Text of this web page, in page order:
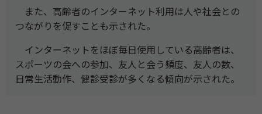
また、高齢者のインターネット利用は人や社会との
つながりを促すことも示された。
インターネットをほぼ毎日使用している高齢者は、
スポーツの会への参加、友人と会う頻度、友人の数、
日常生活動作、健診受診が多くなる傾向が示された。